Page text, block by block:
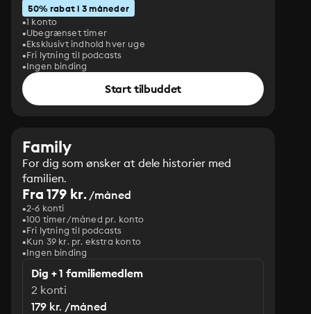
50% rabat i 3 måneder
1 konto
Ubegrænset timer
Eksklusivt indhold hver uge
Fri lytning til podcasts
Ingen binding
Start tilbuddet
Family
For dig som ønsker at dele historier med
familien.
Fra 179 kr./måned
2-6 konti
100 timer/måned pr. konto
Fri lytning til podcasts
Kun 39 kr. pr. ekstra konto
Ingen binding
Dig + 1 familiemedlem
2 konti
179 kr. /måned